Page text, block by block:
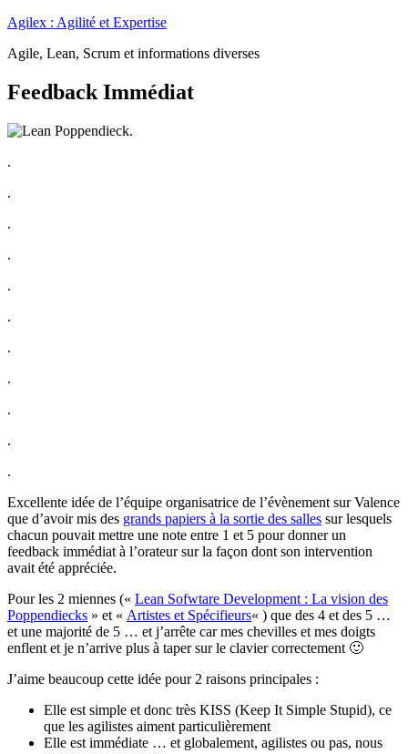
Aller
contenu
Agilex : Agilité et Expertise
Agile, Lean, Scrum et informations diverses
Feedback Immédiat
.
.
.
.
.
.
.
.
.
.
.
.
Excellente idée de l’équipe organisatrice de l’évènement sur Valence
que d’avoir mis des grands papiers à la sortie des salles sur lesquels
chacun pouvait mettre une note entre 1 et 5 pour donner un
feedback immédiat à l’orateur sur la façon dont son intervention
avait été appréciée.
Pour les 2 miennes (« Lean Sofwtare Development : La vision des
Poppendiecks » et « Artistes et Spécifieurs« ) que des 4 et des 5 …
et une majorité de 5 … et j’arrête car mes chevilles et mes doigts
enflent et je n’arrive plus à taper sur le clavier correctement 🙂
J’aime beaucoup cette idée pour 2 raisons principales :
Elle est simple et donc très KISS (Keep It Simple Stupid), ce
que les agilistes aiment particulièrement
Elle est immédiate … et globalement, agilistes ou pas, nous